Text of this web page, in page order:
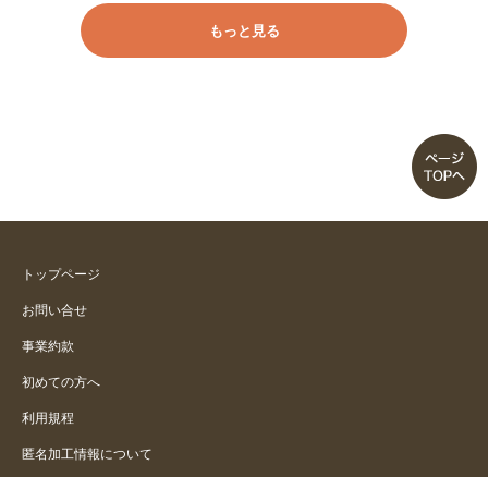
もっと見る
トップページ
お問い合せ
事業約款
初めての方へ
利用規程
匿名加工情報について